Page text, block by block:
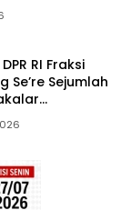
RI Fraksi
Se’re Sejumlah
Rumah